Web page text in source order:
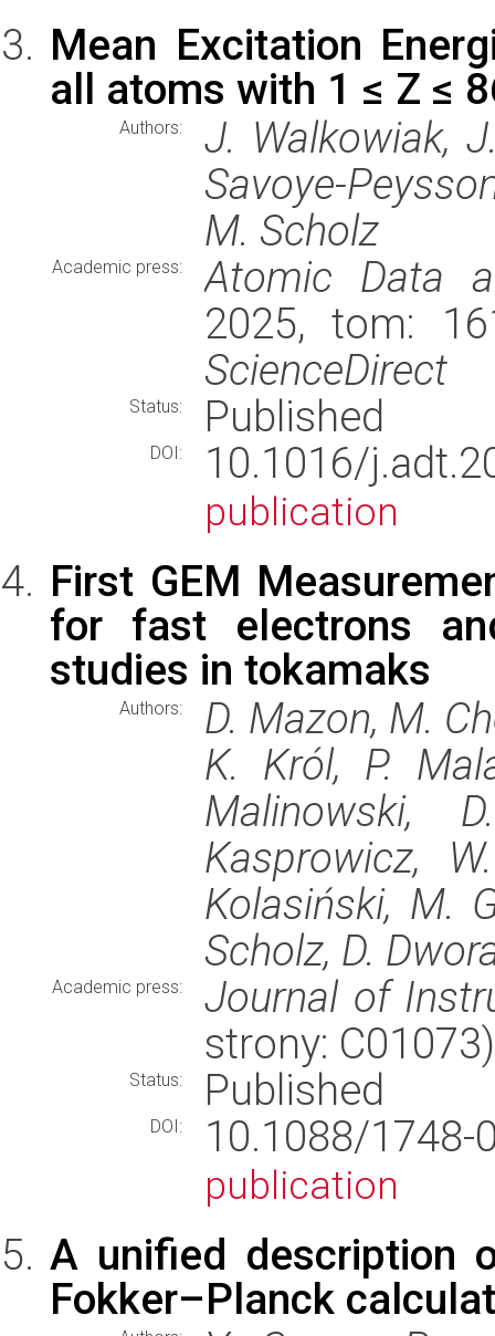
Mean Excitation
all atoms with 1 ≤ Z ≤
Authors:
J. Walkowiak,
Savoye-
M. Scholz
Academic press:
Atomic Data
2025, tom:
ScienceDirect
Status: Published
DOI: 10.1016/
publication
First GEM
for fast electrons
studies in tokamaks
Authors:
D. Mazon, M.
K. Król, P.
Malinowski,
Kasprowicz,
Kolasiński, M.
Scholz, D.
Academic press:
Journal of
strony:
Status: Published
DOI: 10.1088/
publication
A unified description
Fokker–Planck